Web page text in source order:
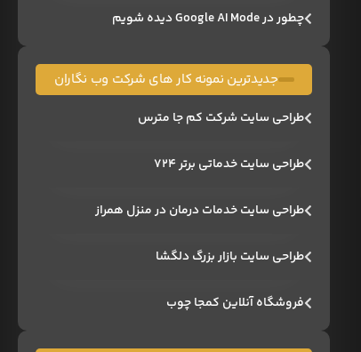
چطور در Google AI Mode دیده شویم
جدیدترین نمونه کار های شرکت وب نگاران
طراحی سایت شرکت کم جا مترس
طراحی سایت خدماتی برتر ۷۲۴
طراحی سایت خدمات درمان در منزل همراز
طراحی سایت بازار بزرگ دلگشا
فروشگاه آنلاین کمجا چوب